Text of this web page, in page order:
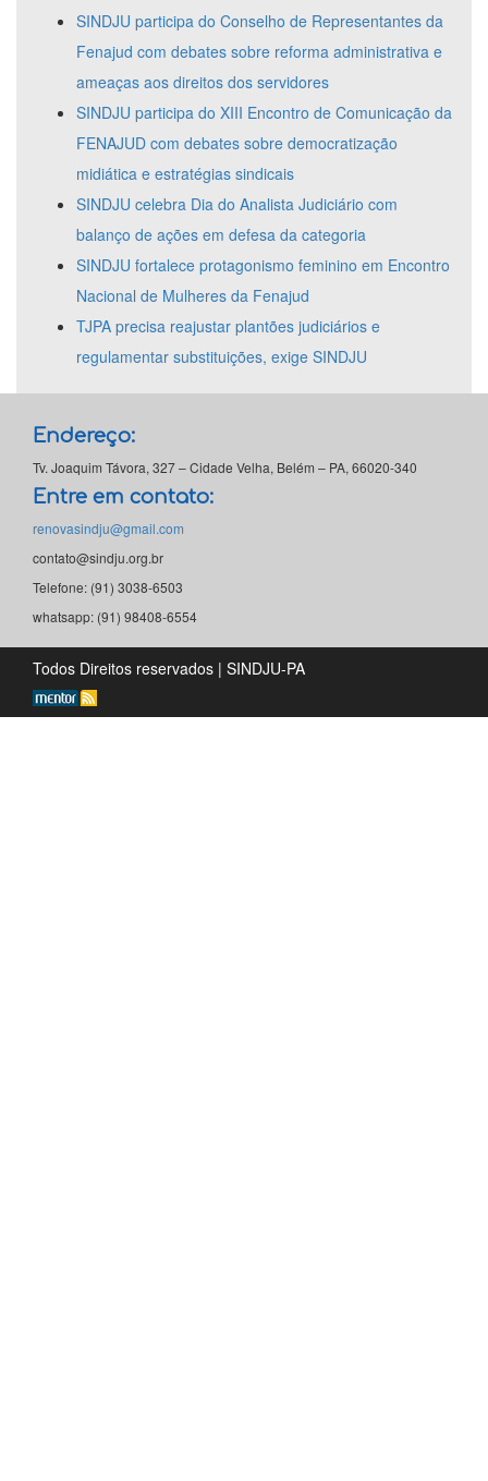
SINDJU participa do Conselho de Representantes da
Fenajud com debates sobre reforma administrativa e
ameaças aos direitos dos servidores
SINDJU participa do XIII Encontro de Comunicação da
FENAJUD com debates sobre democratização
midiática e estratégias sindicais
SINDJU celebra Dia do Analista Judiciário com
balanço de ações em defesa da categoria
SINDJU fortalece protagonismo feminino em Encontro
Nacional de Mulheres da Fenajud
TJPA precisa reajustar plantões judiciários e
regulamentar substituições, exige SINDJU
Endereço:
Tv. Joaquim Távora, 327 – Cidade Velha, Belém – PA, 66020-340
Entre em contato:
renovasindju@gmail.com
contato@sindju.org.br
Telefone: (91) 3038-6503
whatsapp: (91) 98408-6554
Todos Direitos reservados | SINDJU-PA